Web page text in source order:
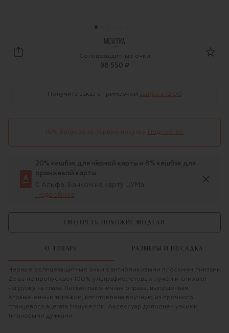
MOVITRA
Солнцезащитные очки
98 550 ₽
Получите заказ с примеркой завтра c 12:00
10% бонусов за первую покупку Подробнее
20% кешбэк для чёрной карты и 8% кешбэк для
оранжевой карты
С Альфа-Банком на карту ЦУМа
Подробнее
СМОТРЕТЬ ПОХОЖИЕ МОДЕЛИ
О ТОВАРЕ РАЗМЕРЫ И ПОСАДКА
Черные солнцезащитные очки с антибликовыми плоскими линзами
Zeiss не пропускают 100% ультрафиолетовых лучей и снижают
нагрузку на глаза. Легкая лаконичная оправа, выпущенная
ограниченным тиражом, изготовлена вручную из прочного
глянцевого ацетата Мацукелли. Аксессуар дополнен узкими
титановыми дужками.